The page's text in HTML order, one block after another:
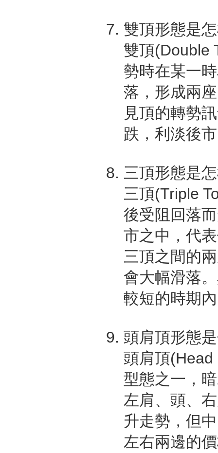
雙頂形態是
雙頂(Double
勢時在某一
落，形成兩
見頂的轉勢
跌，利淡後
三頂形態是
三頂(Triple
後受阻回落
市之中，代
三頂之間的
會大幅滑落
較短的時期
頭肩頂形態
頭肩頂(Head
型態之一，
左肩、頭、
升走勢，但
左右兩邊的